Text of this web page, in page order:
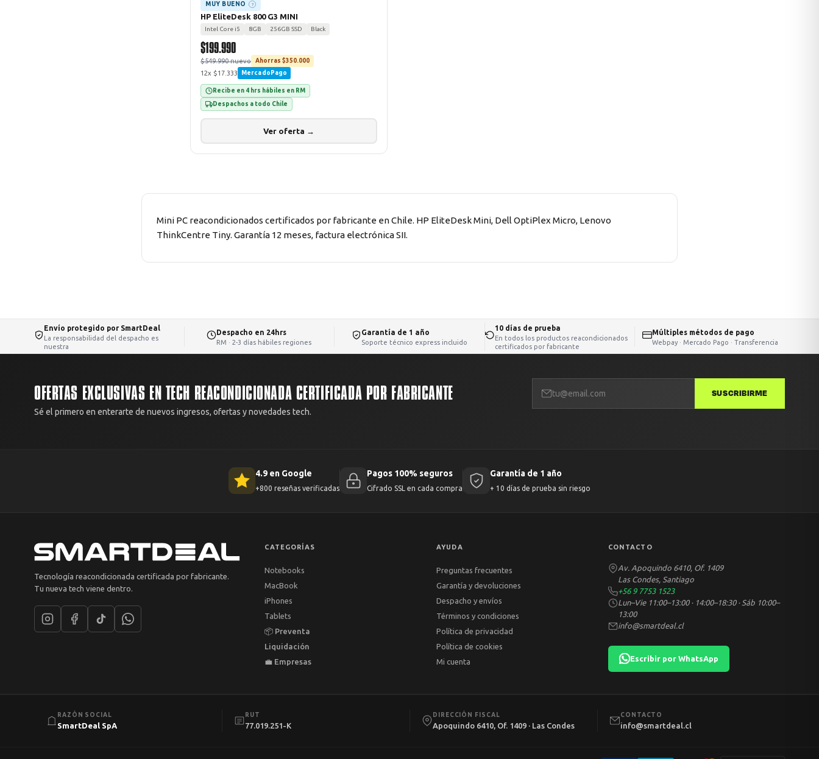
MUY BUENO ?
HP EliteDesk 800 G3 MINI
Intel Core i5 8GB 256GB SSD Black
$199.990
$549.990 nuevo Ahorras $350.000
12x $17.333 MercadoPago
Recibe en 4 hrs hábiles en RM
Despachos a todo Chile
Ver oferta →
Mini PC reacondicionados certificados por fabricante en Chile. HP EliteDesk Mini, Dell OptiPlex Micro, Lenovo
ThinkCentre Tiny. Garantía 12 meses, factura electrónica SII.
Envío protegido por SmartDeal
La responsabilidad del despacho es
nuestra
Despacho en 24hrs
RM · 2-3 días hábiles regiones
Garantía de 1 año
Soporte técnico express incluido
10 días de prueba
En todos los productos reacondicionados
certificados por fabricante
Múltiples métodos de pago
Webpay · Mercado Pago · Transferencia
OFERTAS EXCLUSIVAS EN TECH REACONDICIONADA CERTIFICADA POR FABRICANTE
Sé el primero en enterarte de nuevos ingresos, ofertas y novedades tech.
SUSCRIBIRME
4.9 en Google
+800 reseñas verificadas
Pagos 100% seguros
Cifrado SSL en cada compra
Garantía de 1 año
+ 10 días de prueba sin riesgo
Tecnología reacondicionada certificada por fabricante.
Tu nueva tech viene dentro.
CATEGORÍAS
Notebooks
MacBook
iPhones
Tablets
📦 Preventa
Liquidación
💼 Empresas
AYUDA
Preguntas frecuentes
Garantía y devoluciones
Despacho y envíos
Términos y condiciones
Política de privacidad
Política de cookies
Mi cuenta
CONTACTO
Av. Apoquindo 6410, Of. 1409
Las Condes, Santiago
+56 9 7753 1523
Lun–Vie 11:00–13:00 · 14:00–18:30 · Sáb 10:00–
13:00
info@smartdeal.cl
Escribir por WhatsApp
RAZÓN SOCIAL
SmartDeal SpA
RUT
77.019.251-K
DIRECCIÓN FISCAL
Apoquindo 6410, Of. 1409 · Las Condes
CONTACTO
info@smartdeal.cl